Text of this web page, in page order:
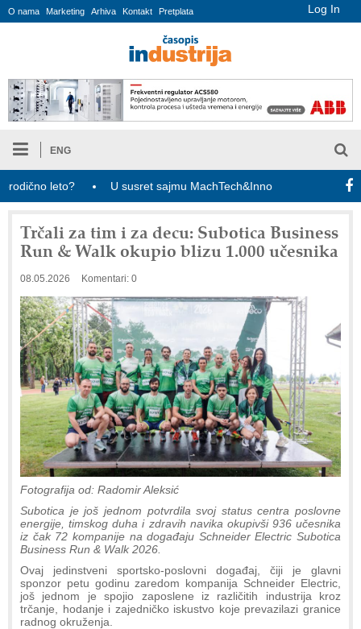
Log In
O nama Marketing Arhiva Kontakt Pretplata
ENG
leto? U susret sajmu MachTech&InnoTech: ulaznice za
Trčali za tim i za decu: Subotica Business
Run & Walk okupio blizu 1.000 učesnika
08.05.2026 Komentari: 0
Fotografija od: Radomir Aleksić
Subotica je još jednom potvrdila svoj status centra poslovne
energije, timskog duha i zdravih navika okupivši 936 učesnika
iz čak 72 kompanije na događaju Schneider Electric Subotica
Business Run & Walk 2026.
Ovaj jedinstveni sportsko-poslovni događaj, čiji je glavni
sponzor petu godinu zaredom kompanija Schneider Electric,
još jednom je spojio zaposlene iz različitih industrija kroz
trčanje, hodanje i zajedničko iskustvo koje prevazilazi granice
radnog okruženja.